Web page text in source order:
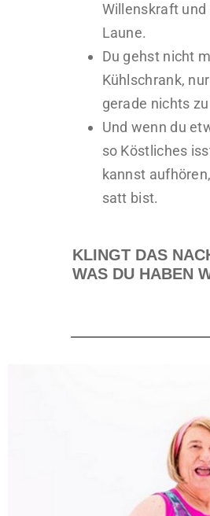
Willenskraft und
Laune.
Du gehst nicht
Kühlschrank,
gerade nichts
Und wenn du
so Köstliches
kannst
satt bist.
KLINGT DAS
WAS DU HABEN